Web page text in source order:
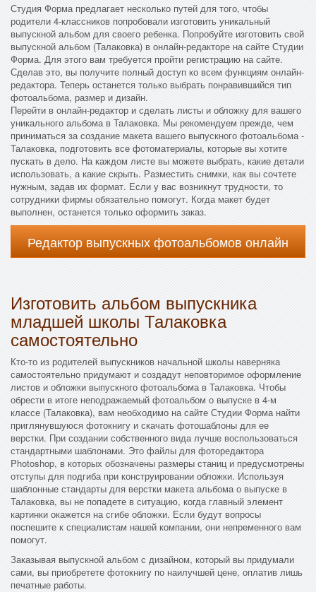
Студия Форма предлагает несколько путей для того, чтобы
родители 4-классников попробовали изготовить уникальный
выпускной альбом для своего ребенка. Попробуйте изготовить свой
выпускной альбом (Талаковка) в онлайн-редакторе на сайте Студии
Форма. Для этого вам требуется пройти регистрацию на сайте.
Сделав это, вы получите полный доступ ко всем функциям онлайн-
редактора. Теперь останется только выбрать понравившийся тип
фотоальбома, размер и дизайн.
Перейти в онлайн-редактор и сделать листы и обложку для вашего
уникального альбома в Талаковка. Мы рекомендуем прежде, чем
приниматься за создание макета вашего выпускного фотоальбома -
Талаковка, подготовить все фотоматериалы, которые вы хотите
пускать в дело. На каждом листе вы можете выбрать, какие детали
использовать, а какие скрыть. Разместить снимки, как вы сочтете
нужным, задав их формат. Если у вас возникнут трудности, то
сотрудники фирмы обязательно помогут. Когда макет будет
выполнен, останется только оформить заказ.
Редактор выпускных фотоальбомов онлайн
Изготовить альбом выпускника
младшей школы Талаковка
самостоятельно
Кто-то из родителей выпускников начальной школы наверняка
самостоятельно придумают и создадут неповторимое оформление
листов и обложки выпускного фотоальбома в Талаковка. Чтобы
обрести в итоге неподражаемый фотоальбом о выпуске в 4-м
классе (Талаковка), вам необходимо на сайте Студии Форма найти
приглянувшуюся фотокнигу и скачать фотошаблоны для ее
верстки. При создании собственного вида лучше воспользоваться
стандартными шаблонами. Это файлы для фоторедактора
Photoshop, в которых обозначены размеры станиц и предусмотрены
отступы для подгиба при конструировании обложки. Используя
шаблонные стандарты для верстки макета альбома о выпуске в
Талаковка, вы не попадете в ситуацию, когда главный элемент
картинки окажется на сгибе обложки. Если будут вопросы
поспешите к специалистам нашей компании, они непременного вам
помогут.
Заказывая выпускной альбом с дизайном, который вы придумали
сами, вы приобретете фотокнигу по наилучшей цене, оплатив лишь
печатные работы.